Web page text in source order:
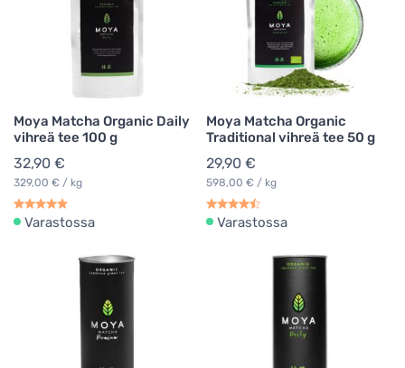
Moya Matcha Organic Daily
vihreä tee 100 g
32,90 €
329,00 € / kg
Varastossa
Moya Matcha Organic
Traditional vihreä tee 50 g
29,90 €
598,00 € / kg
Varastossa